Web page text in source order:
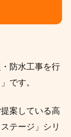
防水工事を行
です。
案している高
テージ」シリ